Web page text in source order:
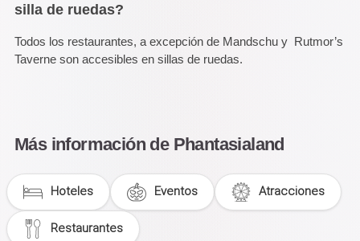
silla de ruedas?
Todos los restaurantes, a excepción de Mandschu y Rutmor’s
Taverne son accesibles en sillas de ruedas.
Más información de Phantasialand
Hoteles Eventos Atracciones
Restaurantes